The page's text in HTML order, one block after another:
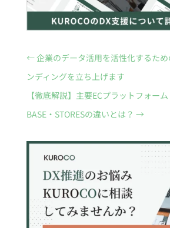
← 企業のデータ活用を活性化するた
ンディングを立ち上げます
【徹底解説】主要ECプラットフォー
BASE・STORESの違いとは？ →